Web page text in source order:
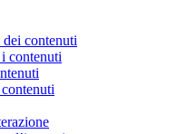
contenuti
contenuti